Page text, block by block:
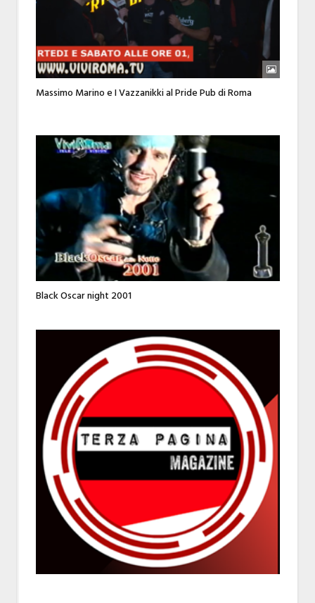
Massimo Marino e I Vazzanikki al Pride Pub di Roma
Black Oscar night 2001